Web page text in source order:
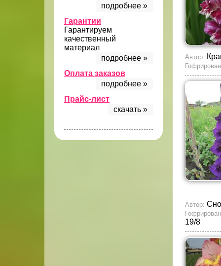
подробнее »
Гарантии
Гарантируем
качественный
материал
подробнее »
Оплата заказов
подробнее »
Прайс-лист
скачать »
Автор:
Автор:
19/8